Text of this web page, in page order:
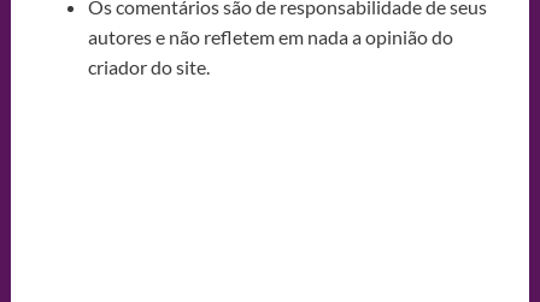
Os comentários são de responsabilidade de seus
autores e não refletem em nada a opinião do
criador do site.